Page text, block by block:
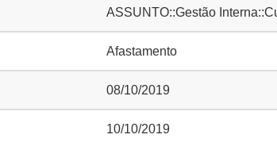
ASSUNTO::Gestão
Afastamento
08/10/2019
10/10/2019